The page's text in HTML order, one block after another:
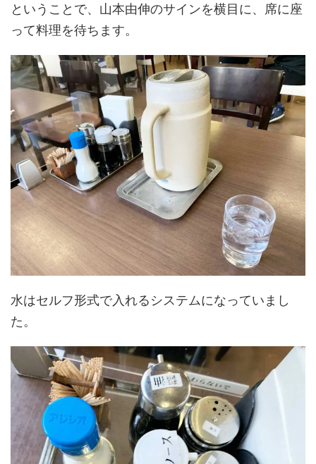
ということで、山本由伸のサインを横目に、席に座
って料理を待ちます。
水はセルフ形式で入れるシステムになっていまし
た。